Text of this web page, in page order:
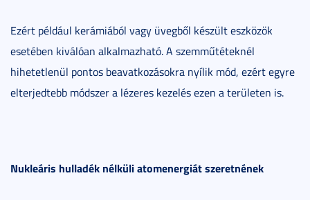
Ezért például kerámiából vagy üvegből készült eszközök
esetében kiválóan alkalmazható. A szemműtéteknél
hihetetlenül pontos beavatkozásokra nyílik mód, ezért egyre
elterjedtebb módszer a lézeres kezelés ezen a területen is.
Nukleáris hulladék nélküli atomenergiát szeretnének